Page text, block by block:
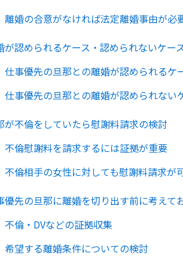
離婚の合意がなければ法定離婚事由が必
が認められるケース・認められないケー
仕事優先の旦那との離婚が認められるケ
仕事優先の旦那との離婚が認められない
が不倫をしていたら慰謝料請求の検討
不倫慰謝料を請求するには証拠が重要
不倫相手の女性に対しても慰謝料請求が
優先の旦那に離婚を切り出す前に考えて
不倫・DVなどの証拠収集
希望する離婚条件についての検討